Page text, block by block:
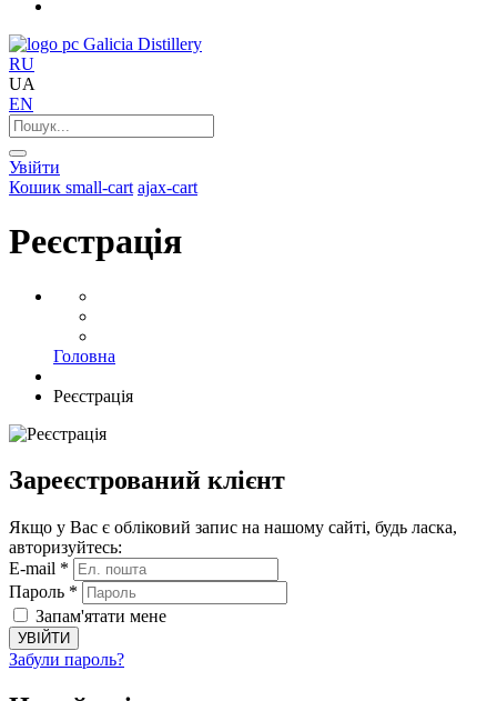
Galicia Distillery
RU
UA
EN
Увійти
Кошик small-cart ajax-cart
Реєстрація
Головна
Реєстрація
Зареєстрований клієнт
Якщо у Вас є обліковий запис на нашому сайті, будь ласка,
авторизуйтесь:
E-mail *
Пароль *
Запам'ятати мене
УВІЙТИ
Забули пароль?